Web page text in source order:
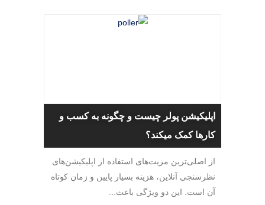
اپلیکیشن پولر چیست و چگونه به کسب و
کارها کمک میکند؟
از اصلی‌ترین مزیت‌های استفاده از اپلیکیشن‌های
نظرسنجی آنلاین، هزینه بسیار پایین و زمان کوتاه
آن است. این دو ویژگی باعث...